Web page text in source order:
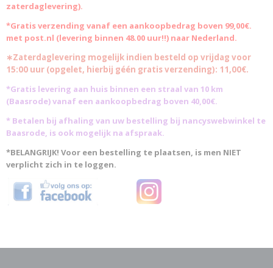
zaterdaglevering).
*Gratis verzending vanaf een aankoopbedrag boven 99,00€.
met post.nl (levering binnen 48.00 uur!!) naar Nederland.
∗Zaterdaglevering mogelijk indien besteld op vrijdag voor
15:00 uur (opgelet, hierbij géén gratis verzending): 11,00€.
*Gratis levering aan huis binnen een straal van 10 km
(Baasrode)vanaf een aankoopbedrag boven 40,00€.
* Betalen bij afhaling van uw bestelling bij nancyswebwinkel te
Baasrode, is ook mogelijk na afspraak.
*BELANGRIJK! Voor een bestelling te plaatsen, is men NIET
verplicht zich in te loggen.